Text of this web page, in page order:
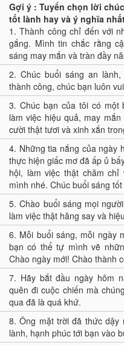
Gợi ý : Tuyển chọn lời
tốt lành hay và ý nghĩa
1.Thành công chỉ đến với
gắng. Mình tin chắc rằng
sáng may mắn và tràn đầy
2. Chúc buổi sáng an
thành công, chúc bạn luôn
3. Chúc bạn của tôi có một
làm việc hiệu quả, may
cười thật tươi và xinh xắn
4. Những tia nắng của ngày
thực hiện giấc mơ đã ấp ủ
hội, làm việc thật chăm
mình nhé. Chúc buổi sáng
5.Chào buổi sáng mọi
làm việc thật hăng say và
6. Mỗi buổi sáng, mỗi ngày
bạn có thể tự mình vẽ
Chào ngày mới! Chào thành
7. Hãy bắt đầu ngày hôm
quên đi cuộc chiến mà
qua đã là quá khứ.
8.Ông mặt trời đã thức dậy
lành, hạnh phúc tới bạn vào